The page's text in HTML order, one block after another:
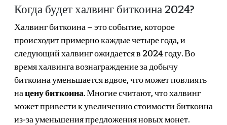
Когда будет халвинг биткоина 2024?
Халвинг биткоина – это событие, которое
происходит примерно каждые четыре года, и
следующий халвинг ожидается в 2024 году. Во
время халвинга вознаграждение за добычу
биткоина уменьшается вдвое, что может повлиять
нацену биткоина . Многие считают, что халвинг
может привести к увеличению стоимости биткоина
из-за уменьшения предложения новых монет.